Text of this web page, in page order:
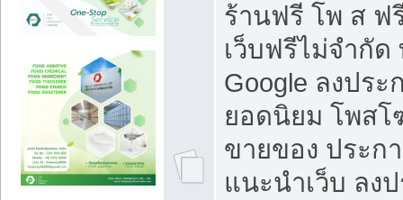
ร้านฟรี โพ ส ฟ
เว็บฟรีไม่จำกัด
Google ลงประ
ยอดนิยม โพส
ขายของ ประก
แนะนำเว็บ ลง